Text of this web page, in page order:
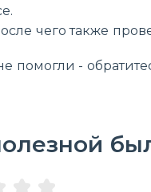
чего также
помогли -